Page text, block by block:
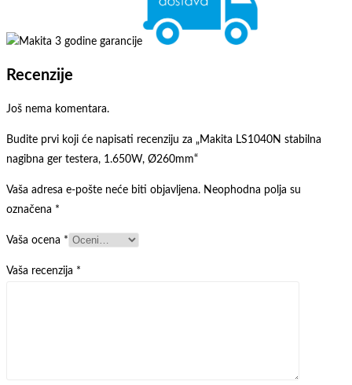
Recenzije
Još nema komentara.
Budite prvi koji će napisati recenziju za „Makita LS1040N stabilna
nagibna ger testera, 1.650W, Ø260mm“
Vaša adresa e-pošte neće biti objavljena. Neophodna polja su
označena *
Vaša ocena *
Vaša recenzija *